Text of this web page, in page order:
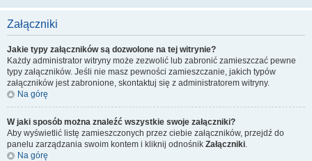
Załączniki
Jakie typy załączników są dozwolone na tej witrynie?
Każdy administrator witryny może zezwolić lub zabronić zamieszczać pewne
typy załączników. Jeśli nie masz pewności zamieszczanie, jakich typów
załączników jest zabronione, skontaktuj się z administratorem witryny.
Na górę
W jaki sposób można znaleźć wszystkie swoje załączniki?
Aby wyświetlić listę zamieszczonych przez ciebie załączników, przejdź do
panelu zarządzania swoim kontem i kliknij odnośnik Załączniki.
Na górę